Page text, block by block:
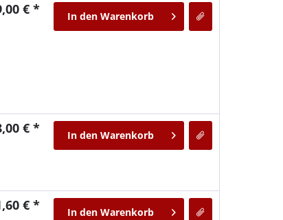
€ * In den Warenkorb
€ * In den Warenkorb
€ * In den Warenkorb